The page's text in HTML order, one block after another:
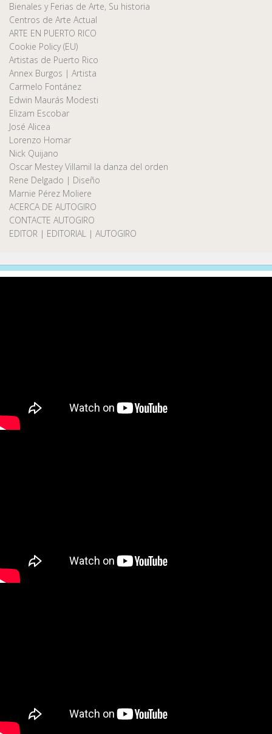
Bienales y Ferias de Arte, Su historia
Centros de Arte Actual
ARTE EN PUERTO RICO
Cookie Policy (EU)
Artistas de Puerto Rico
Annex Burgos | Artista
Carmelo Fontánez
Edwin Maurás Modesti
Elizam Escobar
José Alicea
Lorenzo Homar
Nick Quijano
Oscar Mestey Villamil la danza del orden
Rene Delgado | Diseño
Marnie Pérez Moliere
ACERCA DE AUTOGIRO
CONTACTE AUTOGIRO
EDITOR | EDITORIAL | AUTOGIRO